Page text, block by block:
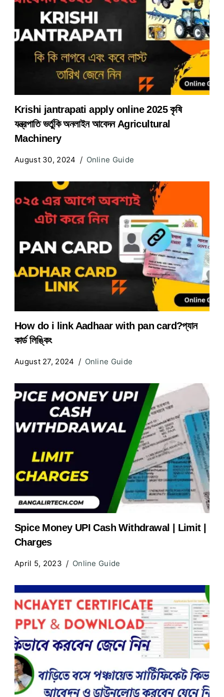
Krishi jantrapati apply online 2025 কৃষি
যন্ত্রপাতি ভর্তুকি অনলাইন আবেদন Agricultural
Machinery
August 30, 2024 Online Guide
How do i link Aadhaar with pan card?প্যান
কার্ড লিঙ্কিং
August 27, 2024 Online Guide
Spice Money UPI Cash Withdrawal | Limit |
Charges
April 5, 2023 Online Guide